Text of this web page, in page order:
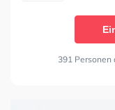
391 Personen